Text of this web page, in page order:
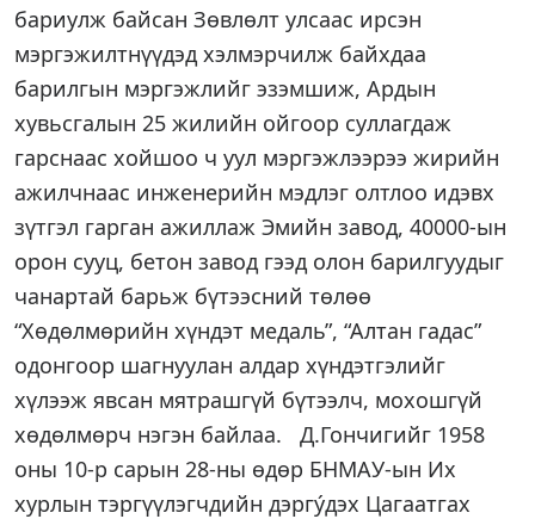
бариулж байсан Зөвлөлт улсаас ирсэн
мэргэжилтнүүдэд хэлмэрчилж байхдаа
барилгын мэргэжлийг эзэмшиж, Ардын
хувьсгалын 25 жилийн ойгоор суллагдаж
гарснаас хойшоо ч уул мэргэжлээрээ жирийн
ажилчнаас инженерийн мэдлэг олтлоо идэвх
зүтгэл гарган ажиллаж Эмийн завод, 40000-ын
орон сууц, бетон завод гээд олон барилгуудыг
чанартай барьж бүтээсний төлөө
“Хөдөлмөрийн хүндэт медаль”, “Алтан гадас”
одонгоор шагнуулан алдар хүндэтгэлийг
хүлээж явсан мятрашгүй бүтээлч, мохошгүй
хөдөлмөрч нэгэн байлаа. Д.Гончигийг 1958
оны 10-р сарын 28-ны өдөр БНМАУ-ын Их
хурлын тэргүүлэгчдийн дэргýдэх Цагаатгах